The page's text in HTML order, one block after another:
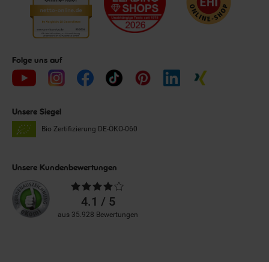
Folge uns auf
Unsere Siegel
Bio Zertifizierung DE-ÖKO-060
Unsere Kundenbewertungen
Durchschnittliche
Bewertungen4.1 / 5
aus 35.928 Bewertungen